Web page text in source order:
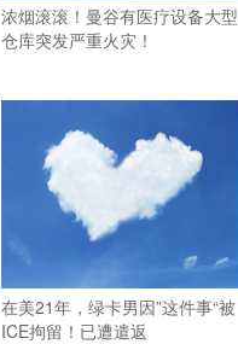
浓烟滚滚！曼谷有医疗设备大型
仓库突发严重火灾！
在美21年，绿卡男因”这件事“被
ICE拘留！已遭遣返